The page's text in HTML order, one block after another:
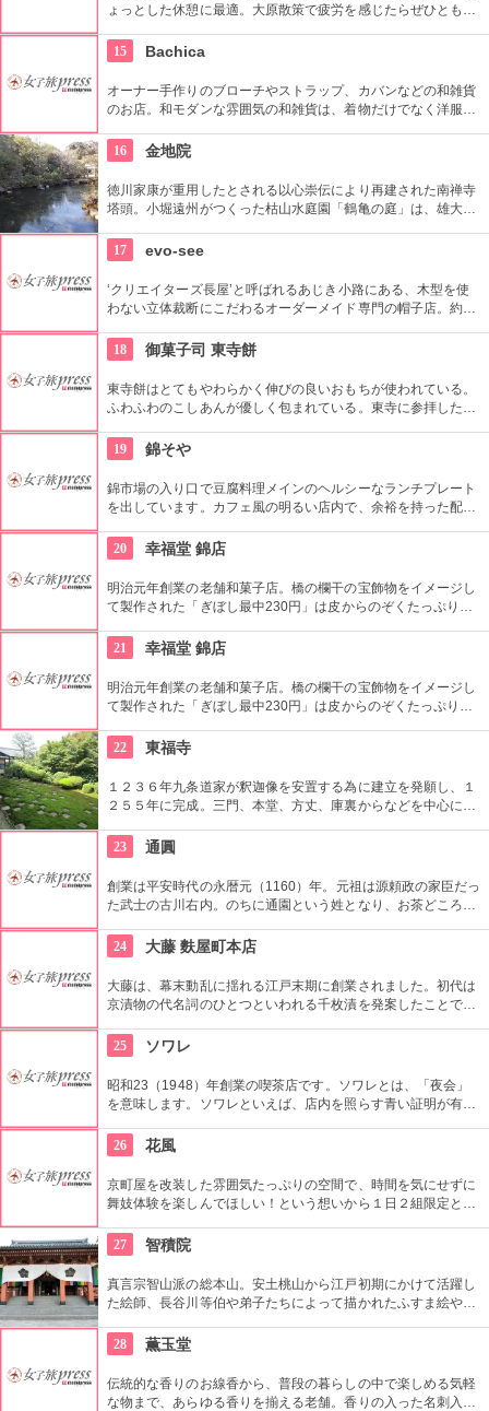
ょっとした休憩に最適。大原散策で疲労を感じたらぜひとも立
気軽に行くことができる。
15 Bachica
オーナー手作りのブローチやストラップ、カバンなどの和雑貨
のお店。和モダンな雰囲気の和雑貨は、着物だけでなく洋服に
16
金地院
徳川家康が重用したとされる以心崇伝により再建された南禅寺
塔頭。小堀遠州がつくった枯山水庭園「鶴亀の庭」は、雄大で
5分ほどで、アクセスも良い。
17 evo-see
‘クリエイターズ長屋’と呼ばれるあじき小路にある、木型を使
わない立体裁断にこだわるオーダーメイド専門の帽子店。約10
れる。
18 御菓子司 東寺餅
東寺餅はとてもやわらかく伸びの良いおもちが使われている。
ふわふわのこしあんが優しく包まれている。東寺に参拝したと
19
錦そや
錦市場の入り口で豆腐料理メインのヘルシーなランチプレート
を出しています。カフェ風の明るい店内で、余裕を持った配置
20
幸福堂 錦店
明治元年創業の老舗和菓子店。橋の欄干の宝飾物をイメージし
て製作された「ぎぼし最中230円」は皮からのぞくたっぷりの
ている。
21 幸福堂 錦店
明治元年創業の老舗和菓子店。橋の欄干の宝飾物をイメージし
て製作された「ぎぼし最中230円」は皮からのぞくたっぷりの
ている。
22 東福寺
１２３６年九条道家が釈迦像を安置する為に建立を発願し、１
２５５年に完成。三門、本堂、方丈、庫裏からなどを中心に２
っています。また、近代の造園家重森三玲によって作られた４
つの庭は「八相の庭」と呼ばれ、枯山水や市松模様やなど美し
い物ばかり。
23 通圓
創業は平安時代の永暦元（1160）年。元祖は源頼政の家臣だっ
た武士の古川右内。のちに通園という姓となり、お茶どころ・
う歴史があります。足利義政や豊臣秀吉、徳川家康といった大
名もこちらでお茶をしたそう。
24 大藤 麩屋町本店
大藤は、幕末動乱に揺れる江戸末期に創業されました。初代は
京漬物の代名詞のひとつといわれる千枚漬を発案したことで知
って浅漬けが作られたのが始まり。お土産や贈り物に買ってみ
たいですね。
25 ソワレ
昭和23（1948）年創業の喫茶店です。ソワレとは、「夜会」
を意味します。ソワレといえば、店内を照らす青い証明が有
が入ったヨーグルトポンチやゼリーポンチもぜひ。
26 花風
京町屋を改装した雰囲気たっぷりの空間で、時間を気にせずに
舞妓体験を楽しんでほしい！という想いから１日２組限定とい
監修した着付けを体験しながら、花街の伝統や文化についての
お話しを聞いたら心も舞妓さん気分。
27 智積院
真言宗智山派の総本山。安土桃山から江戸初期にかけて活躍し
た絵師、長谷川等伯や弟子たちによって描かれたふすま絵や、
ころがあふれています。時間をかけて訪れたいですね。
28 薫玉堂
伝統的な香りのお線香から、普段の暮らしの中で楽しめる気軽
な物まで、あらゆる香りを揃える老舗。香りの入った名刺入れ